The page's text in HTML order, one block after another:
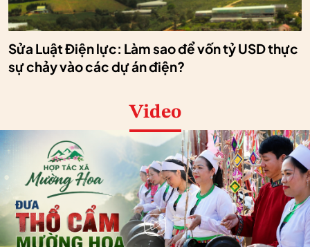
Sửa Luật Điện lực: Làm sao để vốn tỷ USD thực
sự chảy vào các dự án điện?
Video